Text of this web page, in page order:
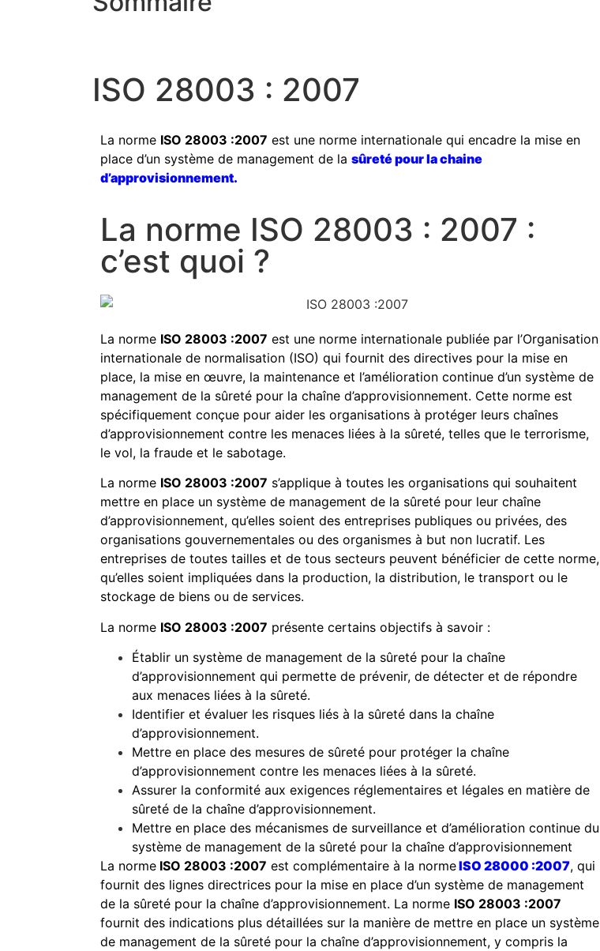
ISO 28003 : 2007
La norme ISO 28003 :2007 est une norme internationale qui encadre la mise en
place d’un système de management de la sûreté pour la chaine
d’approvisionnement.
La norme ISO 28003 : 2007 :
c’est quoi ?
La norme ISO 28003 :2007 est une norme internationale publiée par l’Organisation
internationale de normalisation (ISO) qui fournit des directives pour la mise en
place, la mise en œuvre, la maintenance et l’amélioration continue d’un système de
management de la sûreté pour la chaîne d’approvisionnement. Cette norme est
spécifiquement conçue pour aider les organisations à protéger leurs chaînes
d’approvisionnement contre les menaces liées à la sûreté, telles que le terrorisme,
le vol, la fraude et le sabotage.
La norme ISO 28003 :2007 s’applique à toutes les organisations qui souhaitent
mettre en place un système de management de la sûreté pour leur chaîne
d’approvisionnement, qu’elles soient des entreprises publiques ou privées, des
organisations gouvernementales ou des organismes à but non lucratif. Les
entreprises de toutes tailles et de tous secteurs peuvent bénéficier de cette norme,
qu’elles soient impliquées dans la production, la distribution, le transport ou le
stockage de biens ou de services.
La norme ISO 28003 :2007 présente certains objectifs à savoir :
Établir un système de management de la sûreté pour la chaîne
d’approvisionnement qui permette de prévenir, de détecter et de répondre
aux menaces liées à la sûreté.
Identifier et évaluer les risques liés à la sûreté dans la chaîne
d’approvisionnement.
Mettre en place des mesures de sûreté pour protéger la chaîne
d’approvisionnement contre les menaces liées à la sûreté.
Assurer la conformité aux exigences réglementaires et légales en matière de
sûreté de la chaîne d’approvisionnement.
Mettre en place des mécanismes de surveillance et d’amélioration continue du
système de management de la sûreté pour la chaîne d’approvisionnement
La norme ISO 28003 :2007 est complémentaire à la normeISO 28000 :2007, qui
fournit des lignes directrices pour la mise en place d’un système de management
de la sûreté pour la chaîne d’approvisionnement. La norme ISO 28003 :2007
fournit des indications plus détaillées sur la manière de mettre en place un système
de management de la sûreté pour la chaîne d’approvisionnement, y compris la